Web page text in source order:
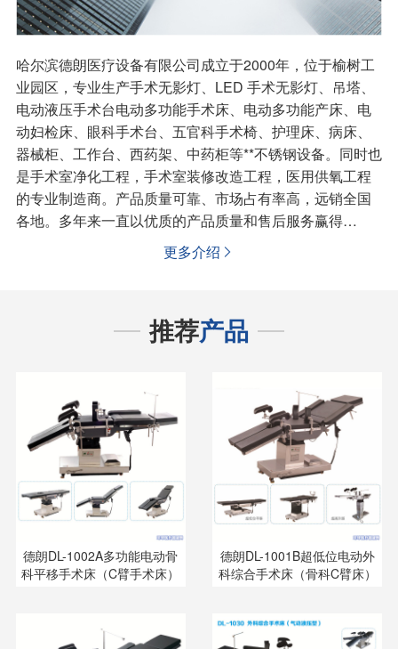
哈尔滨德朗医疗设备有限公司成立于2000年，位于榆树工
业园区，专业生产手术无影灯、LED 手术无影灯、吊塔、
电动液压手术台电动多功能手术床、电动多功能产床、电
动妇检床、眼科手术台、五官科手术椅、护理床、病床、
器械柜、工作台、西药架、中药柜等**不锈钢设备。同时也
是手术室净化工程，手术室装修改造工程，医用供氧工程
的专业制造商。产品质量可靠、市场占有率高，远销全国
各地。多年来一直以优质的产品质量和售后服务赢得…
更多介绍 
推荐产品
德朗DL-1002A多功能电动骨
科平移手术床（C臂手术床）
德朗DL-1001B超低位电动外
科综合手术床（骨科C臂床）